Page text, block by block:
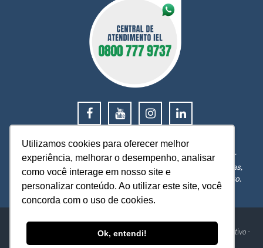
Utilizamos cookies para oferecer melhor
experiência, melhorar o desempenho, analisar
como você interage em nosso site e
personalizar conteúdo. Ao utilizar este site, você
concorda com o uso de cookies.
Ok, entendi!
0800 777 9737
O IEL MT está a sua disposição, pronto para esclarecer
dúvidas, receber reclamações, sugestões e firmar parcerias,
visando sempre oferecer melhores serviços e atendimento.
IEL - Instituto Euvaldo Lodi Núcleo de Mato Grosso
Av. Historiador Rubens de Mendonça, 4193 - Centro Político Administrativo -